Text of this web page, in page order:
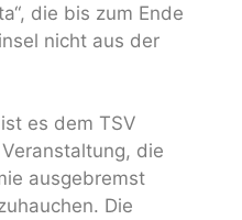
die bis zum Ende
nicht aus der
es dem TSV
die
ausgebremst
Die